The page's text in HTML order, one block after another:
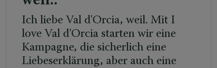
Ich liebe Val d'Orcia, weil. Mit I
love Val d'Orcia starten wir eine
Kampagne, die sicherlich eine
Liebeserklärung, aber auch eine